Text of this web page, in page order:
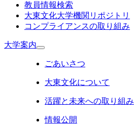
教員情報検索
大東文化大学機関リポジトリ
コンプライアンスの取り組み
大学案内
ごあいさつ
大東文化について
活躍と未来への取り組み
情報公開